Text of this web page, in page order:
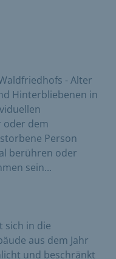
- Alter
Hinterbliebenen in
oder dem
Person
berühren oder
sein...
sich in die
aus dem Jahr
und beschränkt